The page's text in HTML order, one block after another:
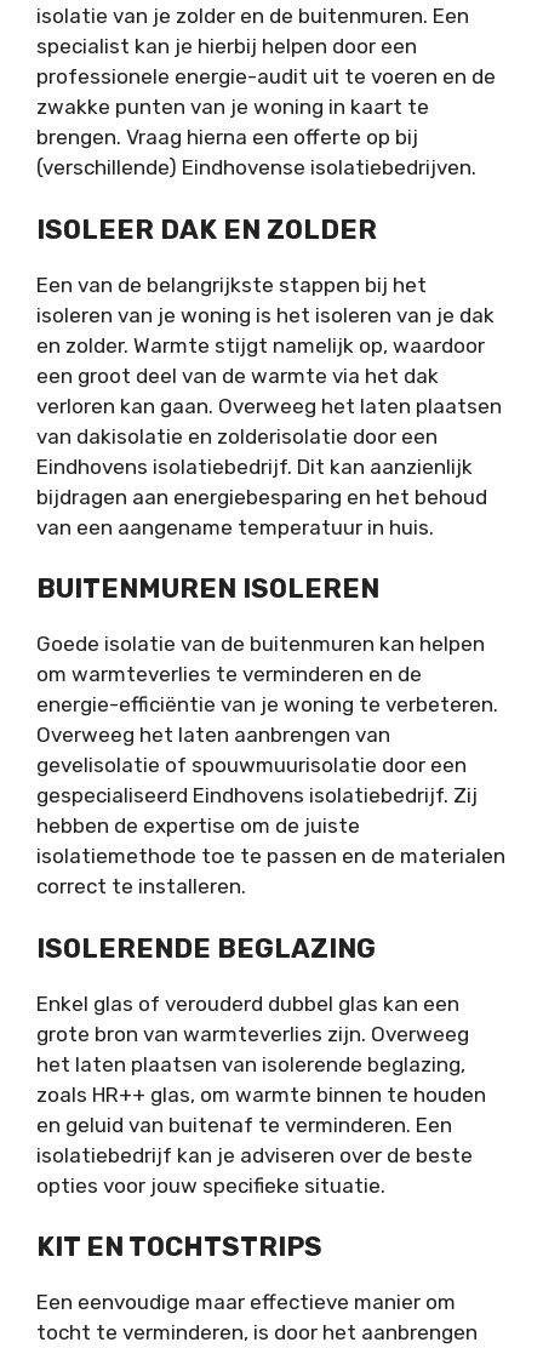
isolatie van je zolder en de buitenmuren. Een
specialist kan je hierbij helpen door een
professionele energie-audit uit te voeren en de
zwakke punten van je woning in kaart te
brengen. Vraag hierna een offerte op bij
(verschillende) Eindhovense isolatiebedrijven.
ISOLEER DAK EN ZOLDER
Een van de belangrijkste stappen bij het
isoleren van je woning is het isoleren van je dak
en zolder. Warmte stijgt namelijk op, waardoor
een groot deel van de warmte via het dak
verloren kan gaan. Overweeg het laten plaatsen
van dakisolatie en zolderisolatie door een
Eindhovens isolatiebedrijf. Dit kan aanzienlijk
bijdragen aan energiebesparing en het behoud
van een aangename temperatuur in huis.
BUITENMUREN ISOLEREN
Goede isolatie van de buitenmuren kan helpen
om warmteverlies te verminderen en de
energie-efficiëntie van je woning te verbeteren.
Overweeg het laten aanbrengen van
gevelisolatie of spouwmuurisolatie door een
gespecialiseerd Eindhovens isolatiebedrijf. Zij
hebben de expertise om de juiste
isolatiemethode toe te passen en de materialen
correct te installeren.
ISOLERENDE BEGLAZING
Enkel glas of verouderd dubbel glas kan een
grote bron van warmteverlies zijn. Overweeg
het laten plaatsen van isolerende beglazing,
zoals HR++ glas, om warmte binnen te houden
en geluid van buitenaf te verminderen. Een
isolatiebedrijf kan je adviseren over de beste
opties voor jouw specifieke situatie.
KIT EN TOCHTSTRIPS
Een eenvoudige maar effectieve manier om
tocht te verminderen, is door het aanbrengen